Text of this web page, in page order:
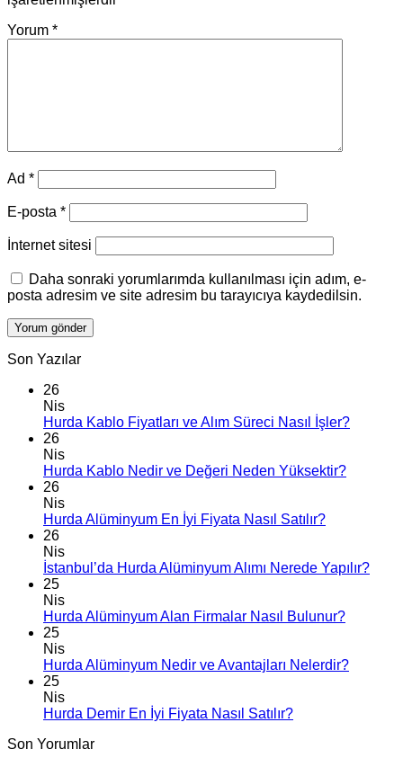
Yorum *
Ad *
E-posta *
İnternet sitesi
Daha sonraki yorumlarımda kullanılması için adım, e-
posta adresim ve site adresim bu tarayıcıya kaydedilsin.
Son Yazılar
26
Nis
Hurda Kablo Fiyatları ve Alım Süreci Nasıl İşler?
26
Nis
Hurda Kablo Nedir ve Değeri Neden Yüksektir?
26
Nis
Hurda Alüminyum En İyi Fiyata Nasıl Satılır?
26
Nis
İstanbul’da Hurda Alüminyum Alımı Nerede Yapılır?
25
Nis
Hurda Alüminyum Alan Firmalar Nasıl Bulunur?
25
Nis
Hurda Alüminyum Nedir ve Avantajları Nelerdir?
25
Nis
Hurda Demir En İyi Fiyata Nasıl Satılır?
Son Yorumlar